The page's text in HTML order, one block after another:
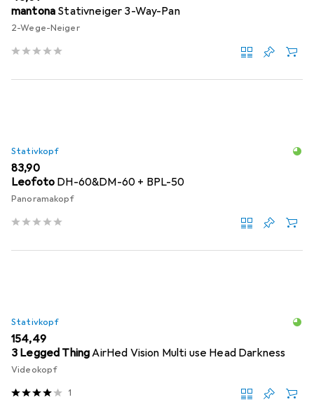
mantona Stativneiger 3-Way-Pan
2-Wege-Neiger
Stativkopf
EUR
83,90
Leofoto DH-60&DM-60 + BPL-50
Panoramakopf
Stativkopf
EUR
154,49
3 Legged ThingAirHed Vision Multi use Head Darkness
Videokopf
1